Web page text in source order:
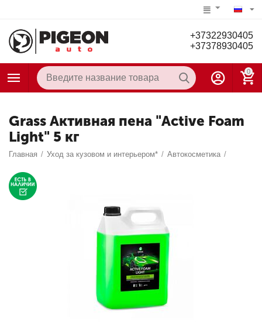
+37322930405
+37378930405
0
Grass Активная пена "Active Foam
Light" 5 кг
Главная / Уход за кузовом и интерьером* / Автокосметика /